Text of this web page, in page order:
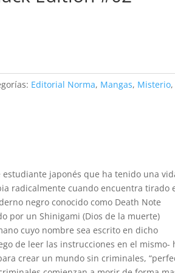
Editorial Norma, Mangas, Misterio,
estudiante japonés que ha tenido una
radicalmente cuando encuentra tirado
negro conocido como Death Note
por un Shinigami (Dios de la muerte)
cuyo nombre sea escrito en dicho
de leer las instrucciones en el mismo-
crear un mundo sin criminales,